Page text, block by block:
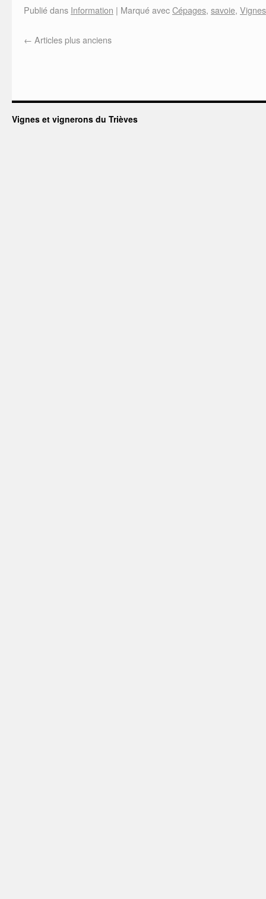
Publié dans Information | Marqué avecCépages, savoie, Vignes
← Articles plus anciens
Vignes et vignerons du Trièves